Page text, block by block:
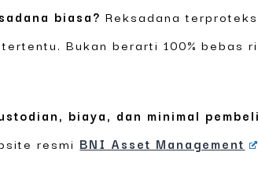
biasa? Reksadana
Bukan berarti 100% bebas
biaya, dan minimal
resmi BNI Asset Management